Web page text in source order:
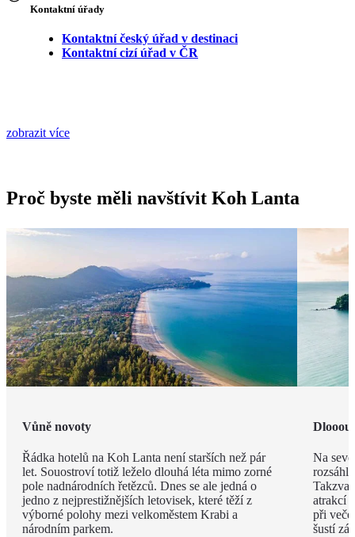
Kontaktní úřady
Kontaktní český úřad v destinaci
Kontaktní cizí úřad v ČR
zobrazit více
Proč byste měli navštívit Koh Lanta
Vůně novoty
Řádka hotelů na Koh Lanta není starších než pár
let. Souostroví totiž leželo dlouhá léta mimo zorné
pole nadnárodních řetězců. Dnes se ale jedná o
jedno z nejprestižnějších letovisek, které těží z
výborné polohy mezi velkoměstem Krabi a
národním parkem.
Na
atrakcí
při
šustí